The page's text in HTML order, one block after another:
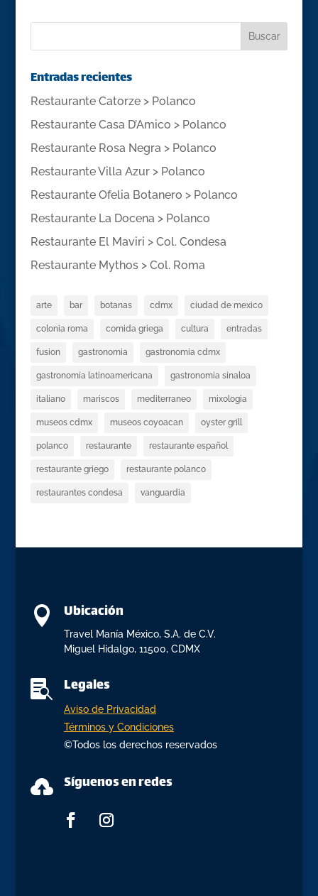
Entradas recientes
Restaurante Catorze > Polanco
Restaurante Casa D’Amico > Polanco
Restaurante Rosa Negra > Polanco
Restaurante Villa Azur > Polanco
Restaurante Ofelia Botanero > Polanco
Restaurante La Docena > Polanco
Restaurante El Maviri > Col. Condesa
Restaurante Mythos > Col. Roma
arte bar botanas cdmx ciudad de mexico
colonia roma comida griega cultura entradas
fusion gastronomia gastronomia cdmx
gastronomia latinoamericana gastronomia sinaloa
italiano mariscos mediterraneo mixologia
museos cdmx museos coyoacan oyster grill
polanco restaurante restaurante español
restaurante griego restaurante polanco
restaurantes condesa vanguardia
 Ubicación
Travel Manía México, S.A. de C.V.
Miguel Hidalgo, 11500, CDMX
 Legales
Aviso de Privacidad
Términos y Condiciones
©Todos los derechos reservados
 Síguenos en redes